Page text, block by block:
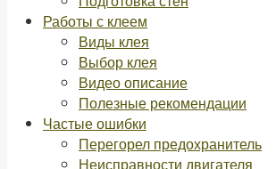
Работы с клеем
Виды клея
Выбор клея
Видео описание
Полезные рекомендации
Частые ошибки
Перегорел предохранитель
Неисправности двигателя